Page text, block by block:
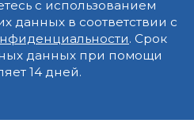
с использованием
данных в соответствии с
. Срок
данных при помощи
14 дней.